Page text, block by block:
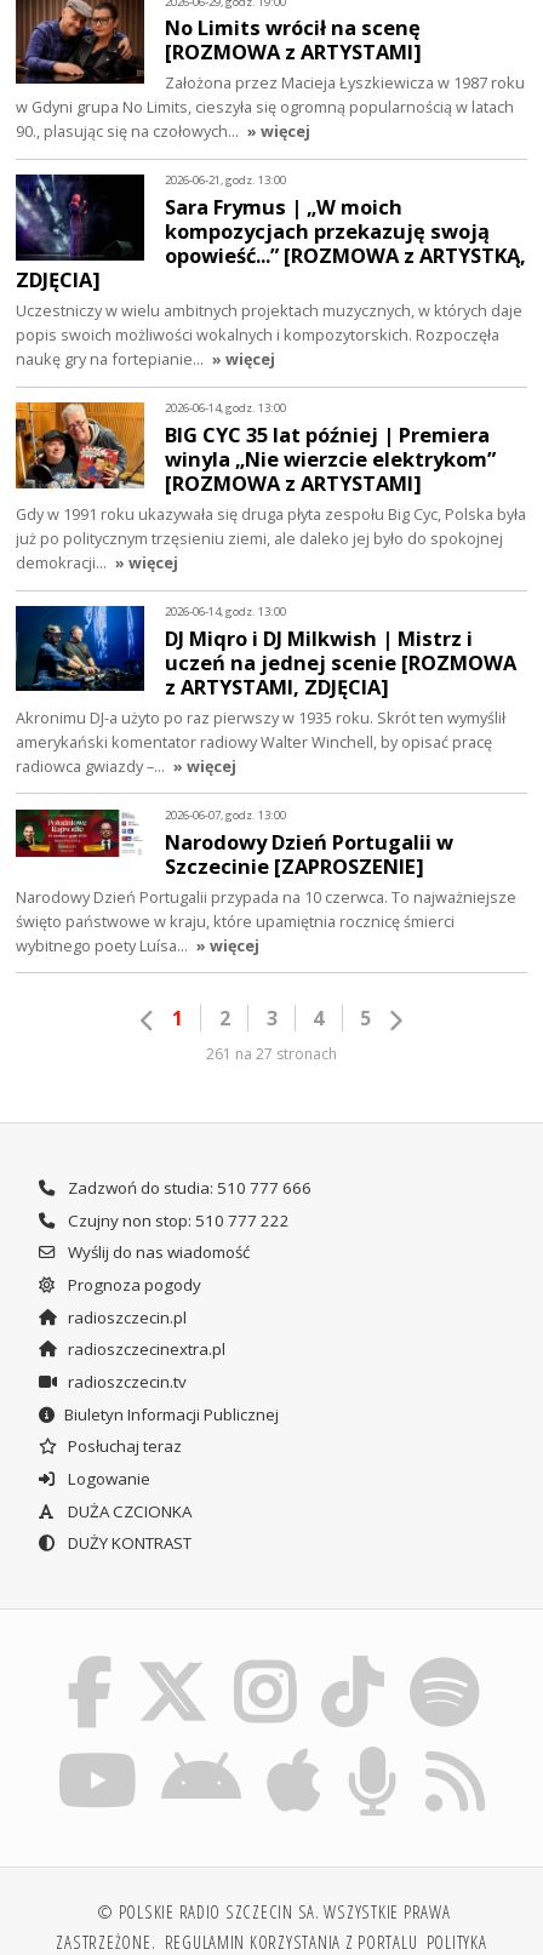
No Limits wrócił na scenę
[ROZMOWA z ARTYSTAMI]
Założona przez Macieja Łyszkiewicza w 1987 roku
w Gdyni grupa No Limits, cieszyła się ogromną popularnością w latach
90., plasując się na czołowych… » więcej
2026-06-21, godz. 13:00
Sara Frymus | „W moich
kompozycjach przekazuję swoją
opowieść...” [ROZMOWA z ARTYSTKĄ,
ZDJĘCIA]
Uczestniczy w wielu ambitnych projektach muzycznych, w których daje
popis swoich możliwości wokalnych i kompozytorskich. Rozpoczęła
naukę gry na fortepianie… » więcej
2026-06-14, godz. 13:00
BIG CYC 35 lat później | Premiera
winyla „Nie wierzcie elektrykom”
[ROZMOWA z ARTYSTAMI]
Gdy w 1991 roku ukazywała się druga płyta zespołu Big Cyc, Polska była
już po politycznym trzęsieniu ziemi, ale daleko jej było do spokojnej
demokracji… » więcej
2026-06-14, godz. 13:00
DJ Miqro i DJ Milkwish | Mistrz i
uczeń na jednej scenie [ROZMOWA
z ARTYSTAMI, ZDJĘCIA]
Akronimu DJ-a użyto po raz pierwszy w 1935 roku. Skrót ten wymyślił
amerykański komentator radiowy Walter Winchell, by opisać pracę
radiowca gwiazdy –… » więcej
2026-06-07, godz. 13:00
Narodowy Dzień Portugalii w
Szczecinie [ZAPROSZENIE]
Narodowy Dzień Portugalii przypada na 10 czerwca. To najważniejsze
święto państwowe w kraju, które upamiętnia rocznicę śmierci
wybitnego poety Luísa… » więcej
1 2 3 4 5
261 na 27 stronach
Zadzwoń do studia: 510 777 666
Czujny non stop: 510 777 222
Wyślij do nas wiadomość
Prognoza pogody
radioszczecin.pl
radioszczecinextra.pl
radioszczecin.tv
Biuletyn Informacji Publicznej
Posłuchaj teraz
Logowanie
DUŻA CZCIONKA
DUŻY KONTRAST
© POLSKIE RADIO SZCZECIN SA. WSZYSTKIE PRAWA
ZASTRZEŻONE. REGULAMIN KORZYSTANIA Z PORTALU POLITYKA